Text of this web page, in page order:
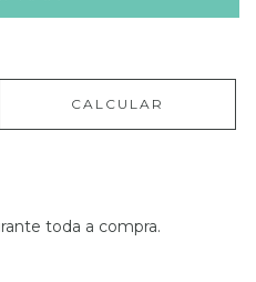
CALCULAR
toda a compra.